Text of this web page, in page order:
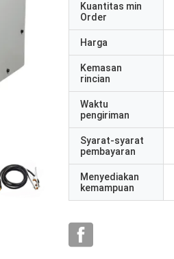
Kuantitas min
Order
Harga
Kemasan
rincian
Waktu
pengiriman
Syarat-syarat
pembayaran
Menyediakan
kemampuan